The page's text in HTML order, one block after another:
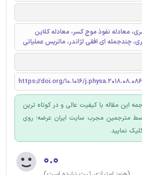
معادله نفوذ موج کسر، معادله کلاین
چندجمله ای افقی لژاندر، ماتریس عملیاتی
https://doi.org/10.1016/j.physa.2018.08.086
این مقاله با کیفیت عالی و در کوتاه ترین
مترجمین مجرب سایت ایران عرضه؛ روی
نمایید.
۰.۰